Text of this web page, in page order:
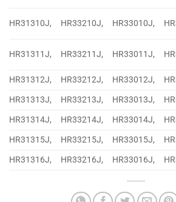
HR31310J, HR33210J, HR33010J,
HR31311J, HR33211J, HR33011J,
HR31312J,
HR33212J, HR33012J,
HR31313J,
HR33213J, HR33013J,
HR31314J,
HR33214J, HR33014J,
HR31315J,
HR33215J, HR33015J,
HR31316J,
HR33216J, HR33016J,